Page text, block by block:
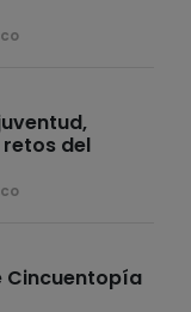
del
Cincuentopía